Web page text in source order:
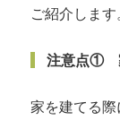
ご紹介します
注意点①
家を建てる